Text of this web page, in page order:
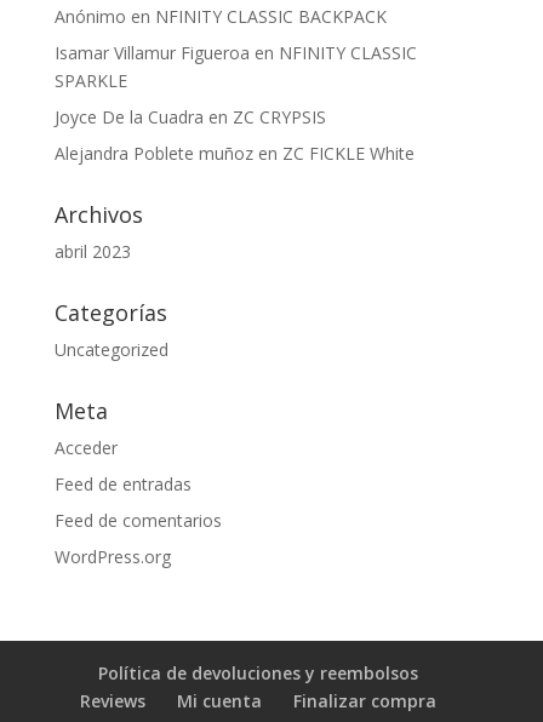
Anónimo en NFINITY CLASSIC BACKPACK
Isamar Villamur Figueroa en NFINITY CLASSIC
SPARKLE
Joyce De la Cuadra en ZC CRYPSIS
Alejandra Poblete muñozen ZC FICKLE White
Archivos
abril 2023
Categorías
Uncategorized
Meta
Acceder
Feed de entradas
Feed de comentarios
WordPress.org
Política de devoluciones y reembolsos
Reviews
Mi cuenta
Finalizar compra